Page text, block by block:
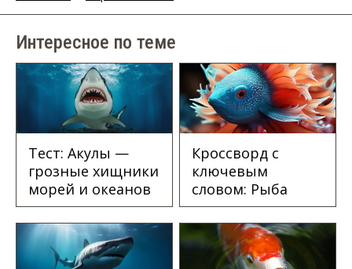
Интересное по теме
Тест: Акулы —
грозные хищники
морей и океанов
Кроссворд с
ключевым
словом: Рыба